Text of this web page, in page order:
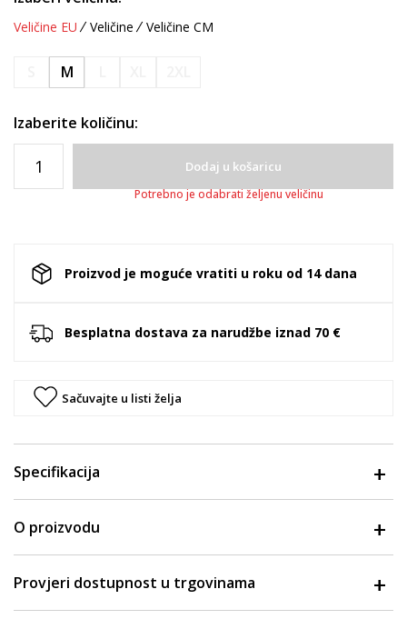
Veličine EU Veličine Veličine CM
M
Izaberite količinu:
Dodaj u košaricu
Potrebno je odabrati željenu veličinu
Proizvod je moguće vratiti u roku od 14 dana
Besplatna dostava za narudžbe iznad 70 €
Sačuvajte u listi želja
Specifikacija
O proizvodu
Provjeri dostupnost u trgovinama